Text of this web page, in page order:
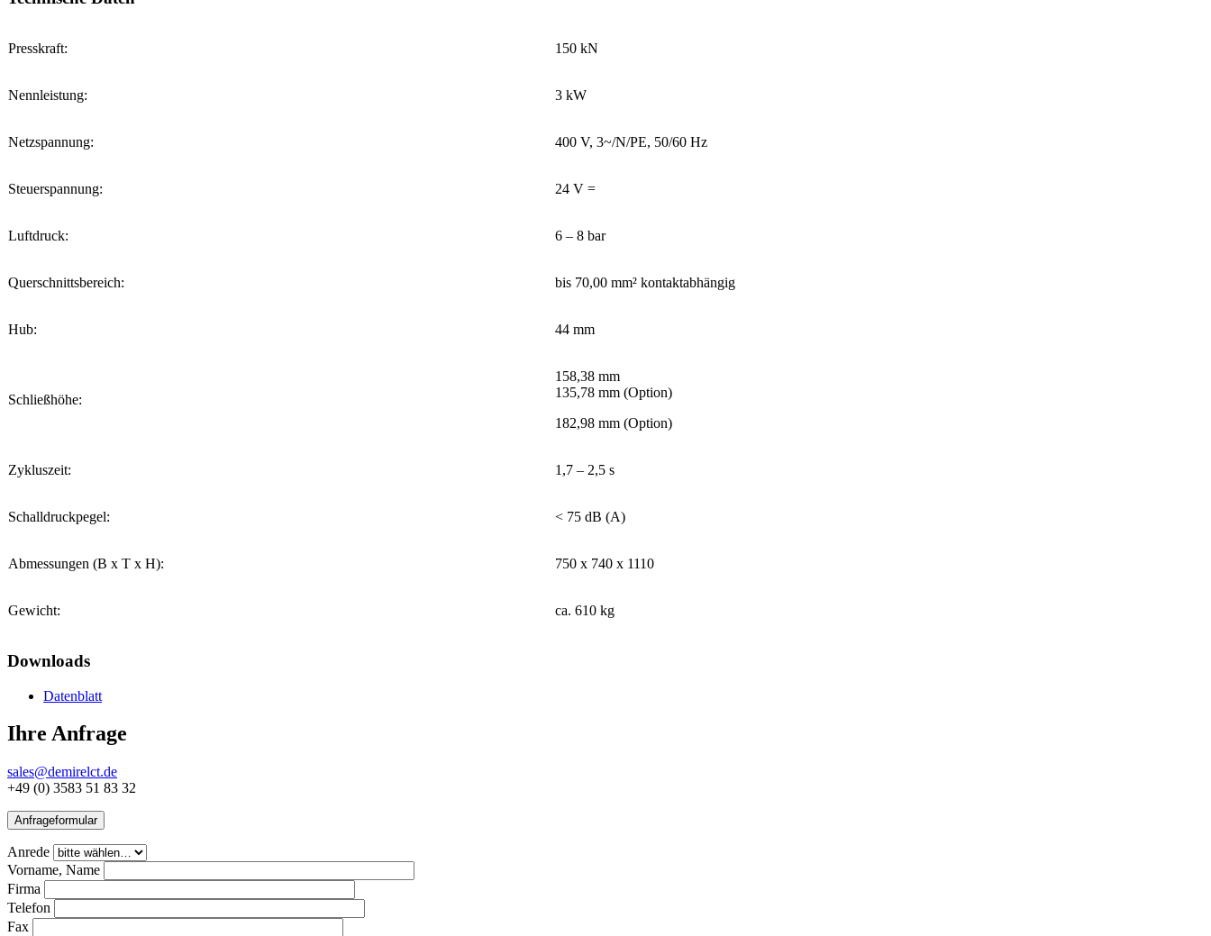
Presskraft: 150 kN
Nennleistung: 3 kW
Netzspannung: 400 V, 3~/N/PE, 50/60 Hz
Steuerspannung: 24 V =
Luftdruck: 6 – 8 bar
Querschnittsbereich: bis 70,00 mm² kontaktabhängig
Hub: 44 mm
Schließhöhe:
158,38 mm
135,78 mm (Option)
182,98 mm (Option)
Zykluszeit: 1,7 – 2,5 s
Schalldruckpegel: < 75 dB (A)
Abmessungen (B x T x H): 750 x 740 x 1110
Gewicht: ca. 610 kg
Downloads
Datenblatt
Ihre Anfrage
sales@demirelct.de
+49 (0) 3583 51 83 32
Anfrageformular
Anrede
Vorname, Name
Firma
Telefon
Fax